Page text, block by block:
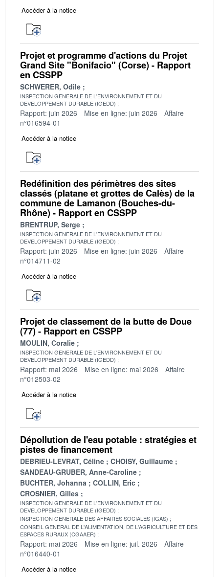
Accéder à la notice
Projet et programme d'actions du Projet
Grand Site "Bonifacio" (Corse) - Rapport
en CSSPP
SCHWERER, Odile
INSPECTION GENERALE DE L'ENVIRONNEMENT ET DU
DEVELOPPEMENT DURABLE (IGEDD)
Rapport: juin 2026 Mise en ligne: juin 2026
Affaire
n°016594-01
Accéder à la notice
Redéfinition des périmètres des sites
classés (platane et grottes de Calès) de la
commune de Lamanon (Bouches-du-
Rhône) - Rapport en CSSPP
BRENTRUP, Serge
INSPECTION GENERALE DE L'ENVIRONNEMENT ET DU
DEVELOPPEMENT DURABLE (IGEDD)
Rapport: juin 2026 Mise en ligne: juin 2026
Affaire
n°014711-02
Accéder à la notice
Projet de classement de la butte de Doue
(77) - Rapport en CSSPP
MOULIN, Coralie
INSPECTION GENERALE DE L'ENVIRONNEMENT ET DU
DEVELOPPEMENT DURABLE (IGEDD)
Rapport: mai 2026 Mise en ligne: mai 2026
Affaire
n°012503-02
Accéder à la notice
Dépollution de l'eau potable : stratégies et
pistes de financement
DEBRIEU-LEVRAT, Céline
CHOISY, Guillaume
SANDEAU-GRUBER, Anne-Caroline
BUCHTER, Johanna
COLLIN, Eric
CROSNIER, Gilles
INSPECTION GENERALE DE L'ENVIRONNEMENT ET DU
DEVELOPPEMENT DURABLE (IGEDD)
INSPECTION GENERALE DES AFFAIRES SOCIALES (IGAS)
CONSEIL GENERAL DE L'ALIMENTATION, DE L'AGRICULTURE ET DES
ESPACES RURAUX (CGAAER)
Rapport: mai 2026 Mise en ligne: juil. 2026
Affaire
n°016440-01
Accéder à la notice